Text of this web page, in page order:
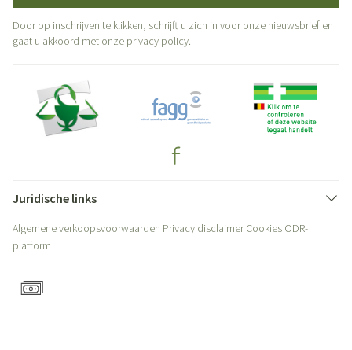
Door op inschrijven te klikken, schrijft u zich in voor onze nieuwsbrief en
gaat u akkoord met onze privacy policy.
Juridische links
Algemene verkoopsvoorwaarden Privacy disclaimer Cookies ODR-
platform